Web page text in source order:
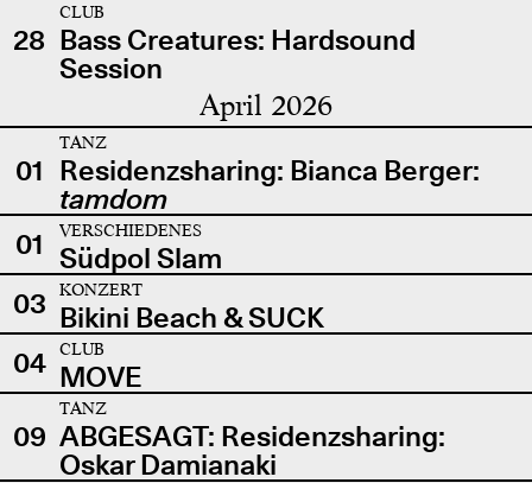
28
CLUB
Bass Creatures: Hardsound
Session
April 2026
01
TANZ
Residenzsharing: Bianca Berger:
tamdom
01
VERSCHIEDENES
Südpol Slam
03
KONZERT
Bikini Beach & SUCK
04
CLUB
MOVE
09
TANZ
ABGESAGT: Residenzsharing:
Oskar Damianaki